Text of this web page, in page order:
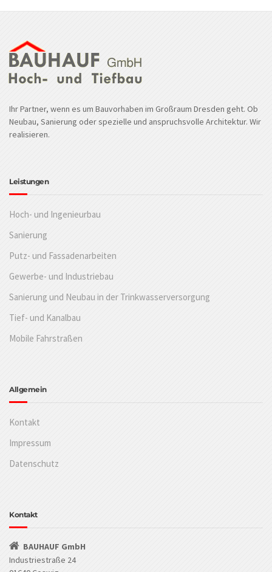
Ihr Partner, wenn es um Bauvorhaben im Großraum Dresden geht. Ob
Neubau, Sanierung oder spezielle und anspruchsvolle Architektur. Wir
realisieren.
Leistungen
Hoch- und Ingenieurbau
Sanierung
Putz- und Fassadenarbeiten
Gewerbe- und Industriebau
Sanierung und Neubau in der Trinkwasserversorgung
Tief- und Kanalbau
Mobile Fahrstraßen
Allgemein
Kontakt
Impressum
Datenschutz
Kontakt
BAUHAUF GmbH
Industriestraße 24